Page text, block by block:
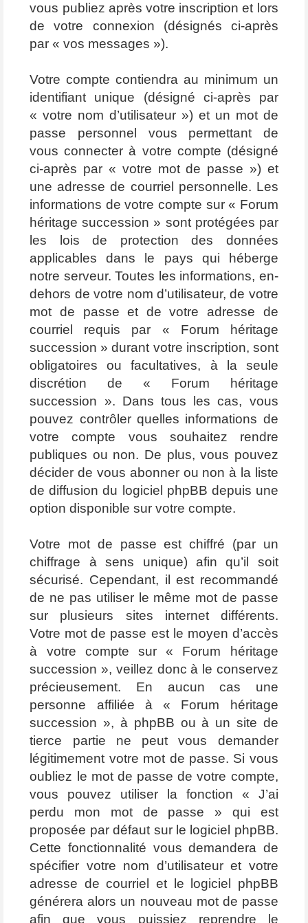
vous publiez après votre inscription et lors
de votre connexion (désignés ci-après
par « vos messages »).
Votre compte contiendra au minimum un
identifiant unique (désigné ci-après par
« votre nom d’utilisateur ») et un mot de
passe personnel vous permettant de
vous connecter à votre compte (désigné
ci-après par « votre mot de passe ») et
une adresse de courriel personnelle. Les
informations de votre compte sur « Forum
héritage succession » sont protégées par
les lois de protection des données
applicables dans le pays qui héberge
notre serveur. Toutes les informations, en-
dehors de votre nom d’utilisateur, de votre
mot de passe et de votre adresse de
courriel requis par « Forum héritage
succession » durant votre inscription, sont
obligatoires ou facultatives, à la seule
discrétion de « Forum héritage
succession ». Dans tous les cas, vous
pouvez contrôler quelles informations de
votre compte vous souhaitez rendre
publiques ou non. De plus, vous pouvez
décider de vous abonner ou non à la liste
de diffusion du logiciel phpBB depuis une
option disponible sur votre compte.
Votre mot de passe est chiffré (par un
chiffrage à sens unique) afin qu’il soit
sécurisé. Cependant, il est recommandé
de ne pas utiliser le même mot de passe
sur plusieurs sites internet différents.
Votre mot de passe est le moyen d’accès
à votre compte sur « Forum héritage
succession », veillez donc à le conservez
précieusement. En aucun cas une
personne affiliée à « Forum héritage
succession », à phpBB ou à un site de
tierce partie ne peut vous demander
légitimement votre mot de passe. Si vous
oubliez le mot de passe de votre compte,
vous pouvez utiliser la fonction « J’ai
perdu mon mot de passe » qui est
proposée par défaut sur le logiciel phpBB.
Cette fonctionnalité vous demandera de
spécifier votre nom d’utilisateur et votre
adresse de courriel et le logiciel phpBB
générera alors un nouveau mot de passe
afin que vous puissiez reprendre le